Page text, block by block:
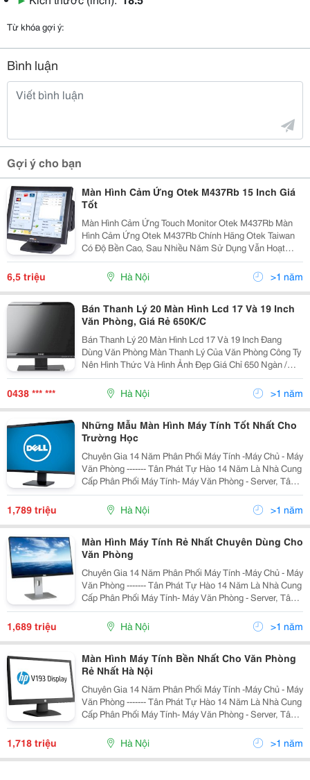
Từ khóa gợi ý:
Bình luận
Gợi ý cho bạn
Màn Hình Cảm Ứng Otek M437Rb 15 Inch Giá
Tốt
Màn Hình Cảm Ứng Touch Monitor Otek M437Rb Màn
Hình Cảm Ứng Otek M437Rb Chính Hãng Otek Taiwan
Có Độ Bền Cao, Sau Nhiều Năm Sử Dụng Vẫn Hoạt
Động Tốt, Đặc Biệt Cảm Ứng Rất Nhạy, Khác Hẳn So
Với Các Sản Phẩm Chất Lượng Kém Đang Bán Trên Thị
6,5 triệu Hà Nội >1 năm
Bán Thanh Lý 20 Màn Hình Lcd 17 Và 19 Inch
Văn Phòng, Giá Rẻ 650K/C
Bán Thanh Lý 20 Màn Hình Lcd 17 Và 19 Inch Đang
Dùng Văn Phòng Màn Thanh Lý Của Văn Phòng Công Ty
Nên Hình Thức Và Hình Ảnh Đẹp Giá Chỉ 650 Ngàn /
Chiếc Lh: 0986 392 733 - 0978 415 427
0438 *** *** Hà Nội >1 năm
Những Mẫu Màn Hình Máy Tính Tốt Nhất Cho
Trường Học
Chuyên Gia 14 Năm Phân Phối Máy Tính -Máy Chủ - Máy
Văn Phòng ------- Tân Phát Tự Hào 14 Năm Là Nhà Cung
Cấp Phân Phối Máy Tính- Máy Văn Phòng - Server, Tân
Phát Cam Kết Đảm Bảo Mang Tới Cho Quý Khách
Những Sản Phẩm Với Mức Giá Rẻ Nhất Hà Nội,
1,789 triệu Hà Nội >1 năm
Màn Hình Máy Tính Rẻ Nhất Chuyên Dùng Cho
Văn Phòng
Chuyên Gia 14 Năm Phân Phối Máy Tính -Máy Chủ - Máy
Văn Phòng ------- Tân Phát Tự Hào 14 Năm Là Nhà Cung
Cấp Phân Phối Máy Tính- Máy Văn Phòng - Server, Tân
Phát Cam Kết Đảm Bảo Mang Tới Cho Quý Khách
Những Sản Phẩm Với Mức Giá Rẻ Nhất Hà Nội,
1,689 triệu Hà Nội >1 năm
Màn Hình Máy Tính Bền Nhất Cho Văn Phòng
Rẻ Nhất Hà Nội
Chuyên Gia 14 Năm Phân Phối Máy Tính -Máy Chủ - Máy
Văn Phòng ------- Tân Phát Tự Hào 14 Năm Là Nhà Cung
Cấp Phân Phối Máy Tính- Máy Văn Phòng - Server, Tân
Phát Cam Kết Đảm Bảo Mang Tới Cho Quý Khách
Những Sản Phẩm Với Mức Giá Rẻ Nhất Hà Nội,
1,718 triệu Hà Nội >1 năm